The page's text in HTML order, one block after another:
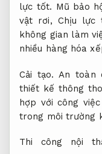
lực tốt. Mũ bảo
vật rơi, Chịu lực
không gian làm
nhiều hàng hóa
Cải tạo. An toàn
thiết kế thông
hợp với công
trong môi trường
Thi công nội